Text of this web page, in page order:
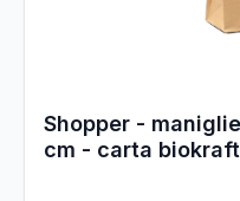
Shopper -
cm - carta